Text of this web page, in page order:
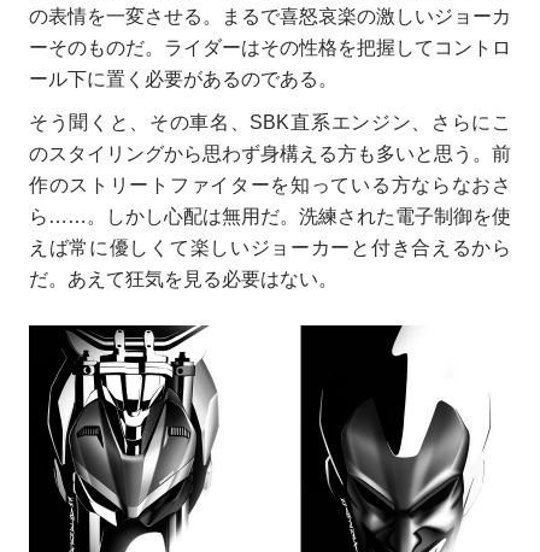
の表情を一変させる。まるで喜怒哀楽の激しいジョーカ
ーそのものだ。ライダーはその性格を把握してコントロ
ール下に置く必要があるのである。
そう聞くと、その車名、SBK直系エンジン、さらにこ
のスタイリングから思わず身構える方も多いと思う。前
作のストリートファイターを知っている方ならなおさ
ら……。しかし心配は無用だ。洗練された電子制御を使
えば常に優しくて楽しいジョーカーと付き合えるから
だ。あえて狂気を見る必要はない。